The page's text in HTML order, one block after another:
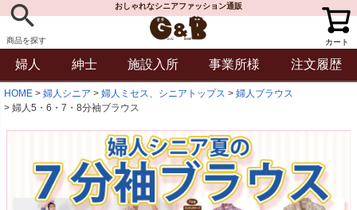
商品を探す
おしゃれなシニアファッション通販
カート
婦人 紳士 施設入所 事業所様 注文履歴
HOME 婦人シニア 婦人ミセス、シニアトップス
婦人ブラウス
婦人5・6・7・8分袖ブラウス